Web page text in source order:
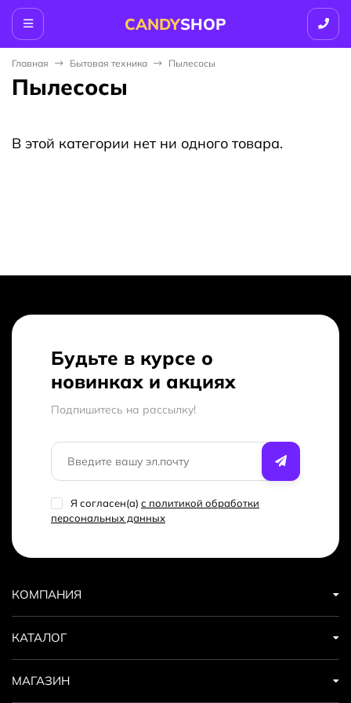
CANDYSHOP
Главная Бытовая техника Пылесосы
Пылесосы
В этой категории нет ни одного товара.
Будьте в курсе о
новинках и акциях
Подпишитесь на рассылкy!
Я согласен(a) с политикой обработки
персональных данных
КОМПАНИЯ
КАТАЛОГ
МАГАЗИН